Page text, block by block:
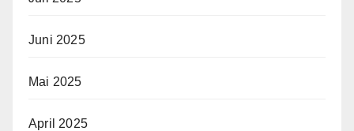
Juni 2025
Mai 2025
April 2025